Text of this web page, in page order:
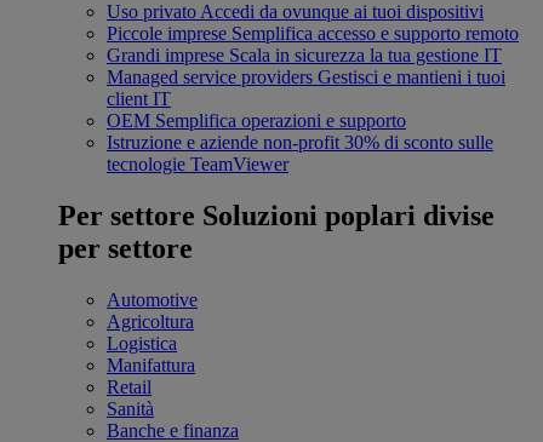
Uso privato Accedi da ovunque ai tuoi dispositivi
Piccole imprese Semplifica accesso e supporto remoto
Grandi imprese Scala in sicurezza la tua gestione IT
Managed service providers Gestisci e mantieni i tuoi
client IT
OEM Semplifica operazioni e supporto
Istruzione e aziende non-profit 30% di sconto sulle
tecnologie TeamViewer
Per settore Soluzioni poplari divise
per settore
Automotive
Agricoltura
Logistica
Manifattura
Retail
Sanità
Banche e finanza